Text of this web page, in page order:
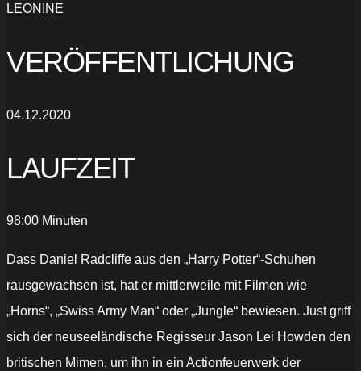
LEONINE
VERÖFFENTLICHUNG
04.12.2020
LAUFZEIT
98:00 Minuten
Dass Daniel Radcliffe aus den „Harry Potter“-Schuhen
rausgewachsen ist, hat er mittlerweile mit Filmen wie
„Horns“, „Swiss Army Man“ oder „Jungle“ bewiesen. Just griff
sich der neuseeländische Regisseur Jason Lei Howden den
britischen Mimen, um ihn in ein Actionfeuerwerk der